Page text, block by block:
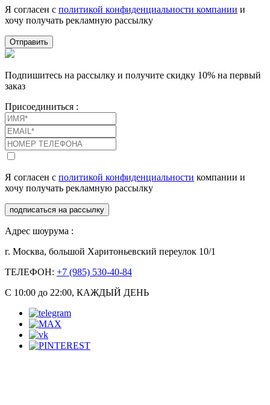
Я согласен с политикой конфиденциальности компании и
хочу получать рекламную рассылку
Отправить
Подпишитесь на рассылку и получите скидку 10% на первый
заказ
Присоединиться :
Я согласен с политикой конфиденциальности компании и
хочу получать рекламную рассылку
подписаться на рассылку
Адрес шоурума :
г. Москва, большой Харитоньевский переулок 10/1
ТЕЛЕФОН: +7 (985) 530-40-84
С 10:00 до 22:00, КАЖДЫЙ ДЕНЬ